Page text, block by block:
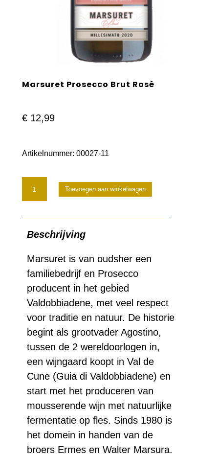
Marsuret Prosecco Brut Rosé
€12,99
Artikelnummer: 00027-11
Marsuret
Prosecco
Rosé
aantal
Toevoegen aan winkelwagen
Beschrijving
Marsuret is van oudsher een
familiebedrijf en Prosecco
producent in het gebied
Valdobbiadene, met veel respect
voor traditie en natuur. De historie
begint als grootvader Agostino,
tussen de 2 wereldoorlogen in,
een wijngaard koopt in Val de
Cune (Guia di Valdobbiadene) en
start met het produceren van
mousserende wijn met natuurlijke
fermentatie op fles. Sinds 1980 is
het domein in handen van de
broers Ermes en Walter Marsura.